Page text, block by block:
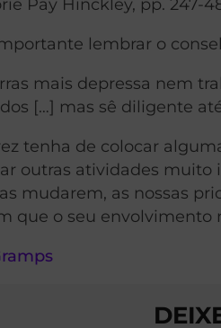
Pay Hinckley, pp. 247-
lembrar o
mais depressa nem
[…] mas sê diligente
tenha de colocar
outras atividades muito
mudarem, as nossas
que o seu envolvimento